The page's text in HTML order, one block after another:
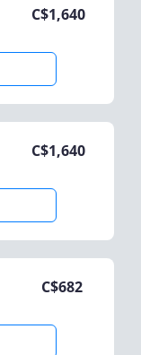
C$1,640
C$1,640
C$682